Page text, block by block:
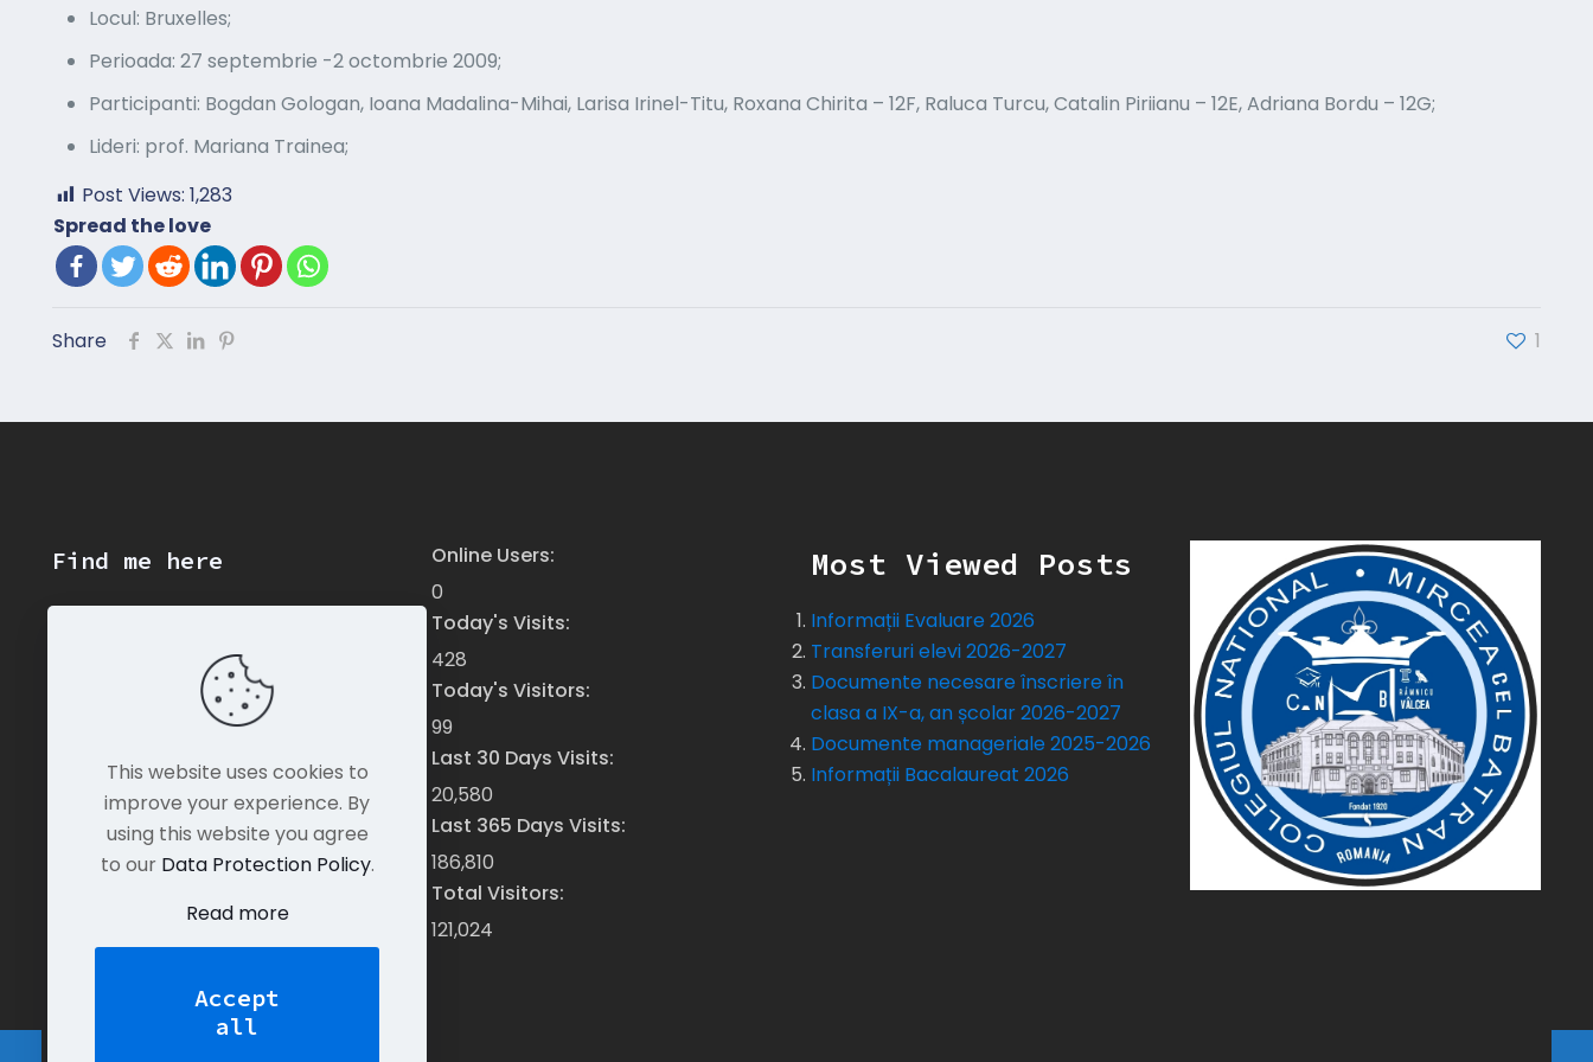
Locul: Bruxelles;
Perioada: 27 septembrie -2 octombrie 2009;
Participanti: Bogdan Gologan, Ioana Madalina-Mihai, Larisa Irinel-Titu, Roxana Chirita – 12F, Raluca Turcu, Catalin Piriianu – 12E, Adriana Bordu – 12G;
Lideri: prof. Mariana Trainea;
Post Views: 1,283
Spread the love
Share 1
Find me here
Online Users:
0
Today's Visits:
428
Today's Visitors:
99
Last 30 Days Visits:
20,580
Last 365 Days Visits:
186,810
Total Visitors:
121,024
Most Viewed Posts
Informații Evaluare 2026
Transferuri elevi 2026-2027
Documente necesare înscriere în
clasa a IX-a, an școlar 2026-2027
Documente manageriale 2025-2026
Informații Bacalaureat 2026
This website uses cookies to
improve your experience. By
using this website you agree
to our Data Protection Policy.
Read more
Accept
all